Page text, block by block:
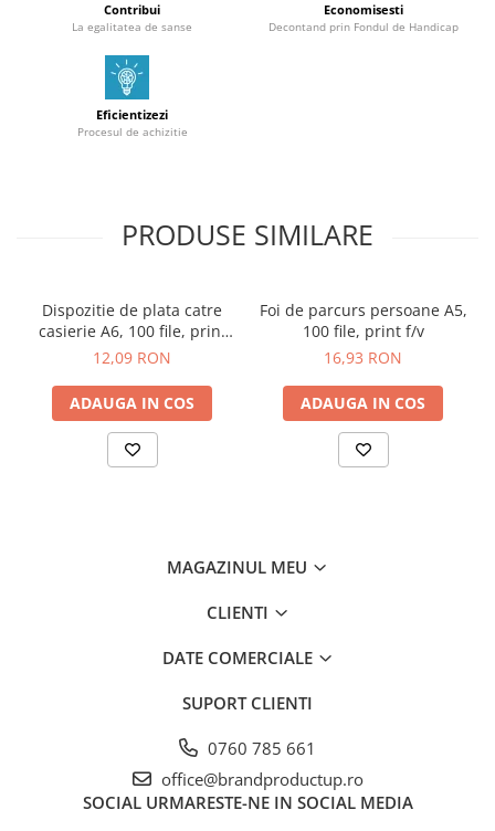
Contribui
La egalitatea de sanse
Economisesti
Decontand prin Fondul de Handicap
Eficientizezi
Procesul de achizitie
PRODUSE SIMILARE
Dispozitie de plata catre
casierie A6, 100 file, print
f/v
12,09 RON
ADAUGA IN COS
Foi de parcurs persoane A5,
100 file, print f/v
16,93 RON
ADAUGA IN COS
MAGAZINUL MEU
CLIENTI
DATE COMERCIALE
SUPORT CLIENTI
0760 785 661
office@brandproductup.ro
SOCIAL URMARESTE-NE IN SOCIAL MEDIA